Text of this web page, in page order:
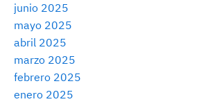
junio 2025
mayo 2025
abril 2025
marzo 2025
febrero 2025
enero 2025